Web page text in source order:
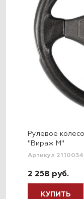
Рулевое
"Вираж М"
Артикул
2 258 руб.
КУПИТЬ